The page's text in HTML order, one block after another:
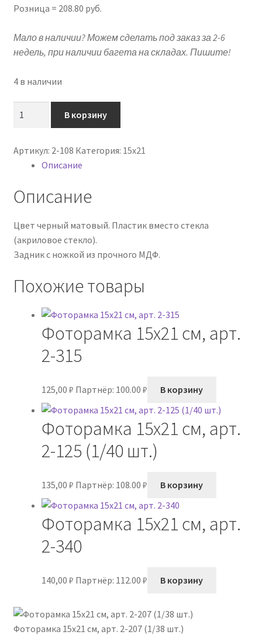
Розница = 208.80 руб.
Мало в наличии? Можем сделать под заказ за 2-6
недель, при наличии багета на складах. Пишите!
4 в наличии
15х21
2-
В корзину
Артикул: 2-108 Категория: 15х21
Описание
Описание
Цвет черный матовый. Пластик вместо стекла
(акриловое стекло).
Задник с ножкой из прочного МДФ.
Похожие товары
Фоторамка 15х21 см, арт.
2-315
125,00 ₽ Партнёр: 100.00 ₽ В корзину
Фоторамка 15х21 см, арт.
2-125 (1/40 шт.)
135,00 ₽ Партнёр: 108.00 ₽ В корзину
Фоторамка 15х21 см, арт.
2-340
140,00 ₽ Партнёр: 112.00 ₽ В корзину
Фоторамка 15х21 см, арт. 2-207 (1/38 шт.)